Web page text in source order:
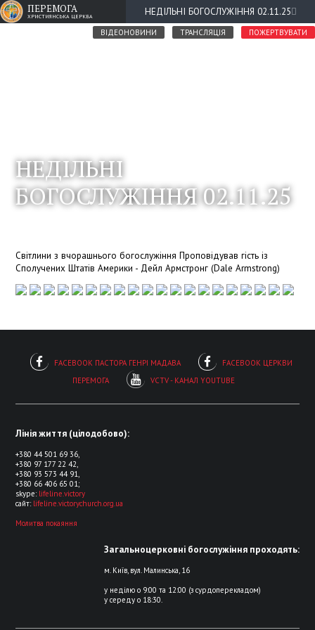
ПЕРЕМОГА
ХРИСТИЯНСЬКА ЦЕРКВА НЕДІЛЬНІ БОГОСЛУЖІННЯ 02.11.25
ВІДЕОНОВИНИ ТРАНСЛЯЦІЯ ПОЖЕРТВУВАТИ
НЕДІЛЬНІ
БОГОСЛУЖІННЯ 02.11.25
Світлини з вчорашнього богослужіння Проповідував гість із
Сполучених Штатів Америки - Дейл Армстронг (Dale Armstrong)
FACEBOOK ПАСТОРА ГЕНРІ МАДАВА
FACEBOOK ЦЕРКВИ
ПЕРЕМОГА
VCTV - КАНАЛ YOUTUBE
Лінія життя (цілодобово):
+380 44 501 69 36,
+380 97 177 22 42,
+380 93 573 44 91,
+380 66 406 65 01;
skype: lifeline.victory
сайт: lifeline.victorychurch.org.ua
Молитва покаяння
Загальноцерковні богослужіння проходять:
м. Київ, вул. Малинська, 16
у неділю о 9:00 та 12:00 (з сурдоперекладом)
у середу о 18:30.